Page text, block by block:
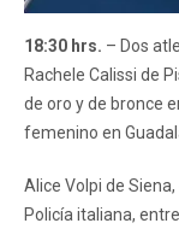
18:30 hrs. – Dos
Rachele Calissi de
de oro y de bronce
femenino en
Alice Volpi de
Policía italiana,